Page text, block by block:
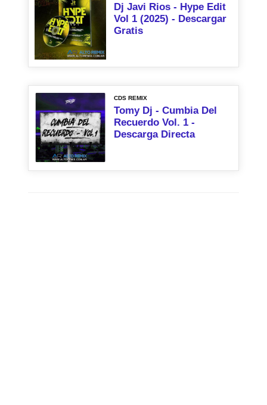
Dj Javi Rios - Hype Edit
Vol 1 (2025) - Descargar
Gratis
CDS REMIX
Tomy Dj - Cumbia Del
Recuerdo Vol. 1 -
Descarga Directa